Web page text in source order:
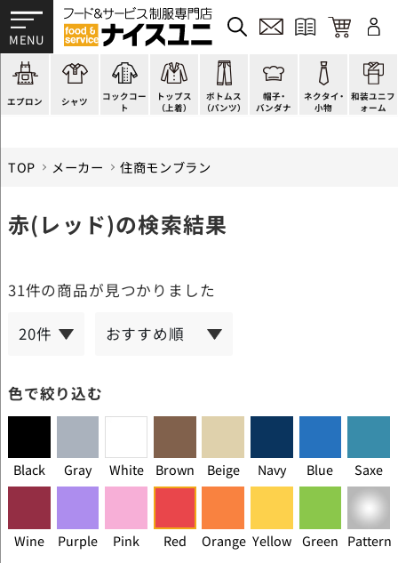
エプロン
かぶり型
スモック風
厨房用
ラップエプロン
シャツ
ピンタック
Tシャツ
ポロシャツ
和風シャツ(Asian)コックコー
ト
ショップコート
スタンダード
ファッション
キッズ
トップス
（上着）
法被(はっぴ)
調理白衣
カットソー
ジャンバー
ボトムス
（パンツ）
イージーパンツ
ワンピース
厨房シューズ
フロアシューズ
帽子・
バンダナ
洋帽子
コック帽
衛生帽子
ヘアネット
ネクタイ・
小物
ネクタイ
蝶ネクタイ
リボン・スカーフ
クロスタイ
和装ユニフ
ォーム
帯
草履、足袋など
着付小物
きもの
TOP メーカー 住商モンブラン
赤(レッド)の検索結果
31件の商品が見つかりました
色で絞り込む
Black Gray White Brown Beige Navy Blue Saxe
Wine Purple Pink Red Orange Yellow Green Pattern